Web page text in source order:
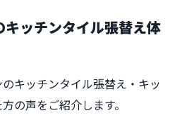
ッチンタイル張替え体
キッチンタイル張替え・キッ
の声をご紹介します。